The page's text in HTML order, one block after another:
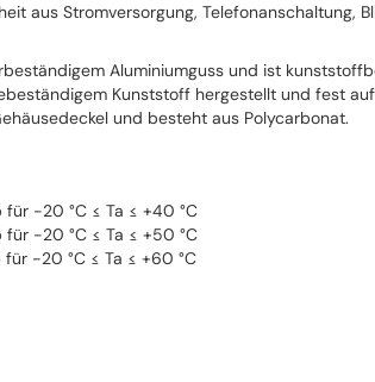
aus Stromversorgung, Telefonanschaltung,
Aluminiumguss und ist
Kunststoff hergestellt und fest
und besteht aus Polycarbonat.
für -20 °C ≤ Ta ≤ +40 °C
für -20 °C ≤ Ta ≤ +50 °C
für -20 °C ≤ Ta ≤ +60 °C